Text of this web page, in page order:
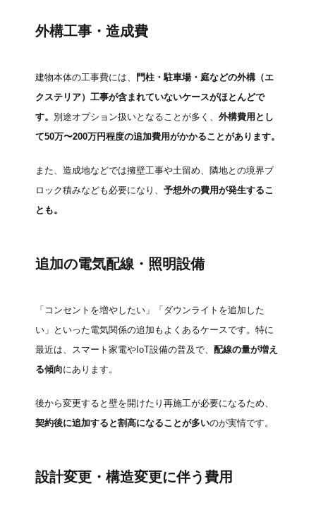
外構工事・造成費
建物本体の工事費には、
門柱・駐車場・庭などの外構（エ
クステリア）工事が含まれていないケースがほとんどで
す。 別途オプション扱いとなることが多く、 外構費用とし
て50万〜200万円程度の追加費用がかかることがあります。
また、造成地などでは擁壁工事や土留め、隣地との境界ブ
ロック積みなども必要になり、 予想外の費用が発生するこ
とも。
追加の電気配線・照明設備
「コンセントを増やしたい」「ダウンライトを追加した
い」といった電気関係の追加もよくあるケースです。特に
最近は、スマート家電やIoT設備の普及で、 配線の量が増え
る傾向にあります。
後から変更すると壁を開けたり再施工が必要になるため、
契約後に追加すると割高になることが多いのが実情です。
設計変更・構造変更に伴う費用